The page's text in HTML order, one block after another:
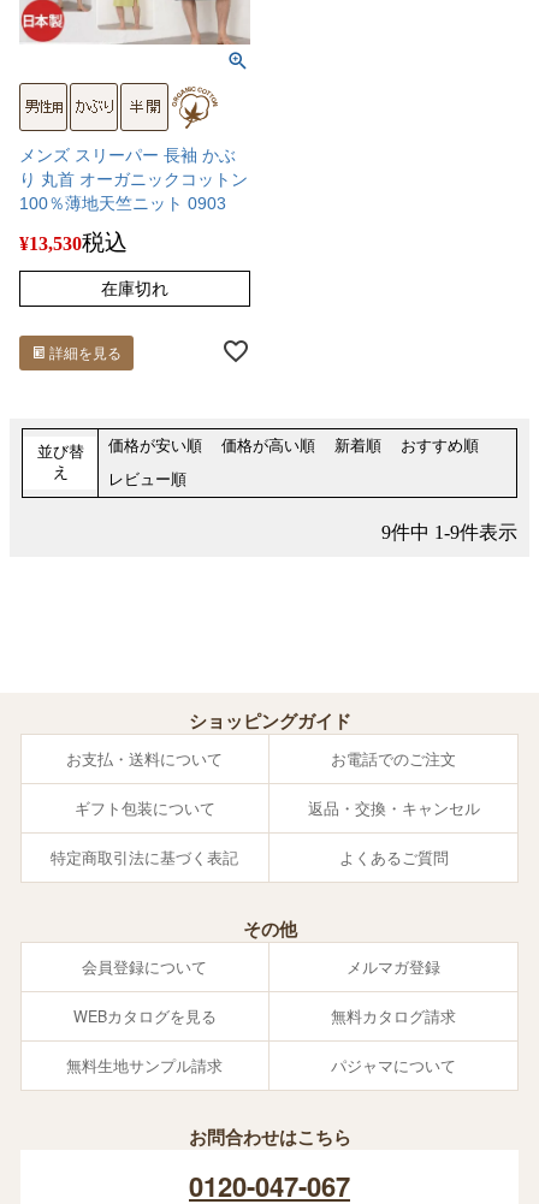
メンズ スリーパー 長袖 かぶ
り 丸首 オーガニックコットン
100％薄地天竺ニット 0903
¥13,530税込
在庫切れ
詳細を見る
並び替
え
価格が安い順 価格が高い順 新着順
おすすめ順
レビュー順
9件中 1-9件表示
ショッピングガイド
お支払・送料について お電話でのご注文
ギフト包装について 返品・交換・キャンセル
特定商取引法に基づく表記 よくあるご質問
その他
会員登録について メルマガ登録
WEBカタログを見る 無料カタログ請求
無料生地サンプル請求 パジャマについて
お問合わせはこちら
0120-047-067